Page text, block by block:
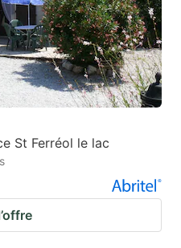
St Ferréol le lac